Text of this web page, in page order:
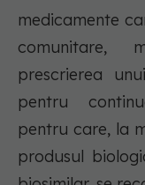
medicamente
comunitare,
prescrierea
pentru
pentru care, la
produsul